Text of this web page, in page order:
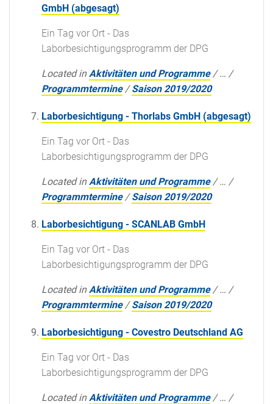
GmbH (abgesagt)
Ein Tag vor Ort - Das
Laborbesichtigungsprogramm der DPG
Located in Aktivitäten und Programme /… /
Programmtermine /Saison 2019/2020
Laborbesichtigung - Thorlabs GmbH (abgesagt)
Ein Tag vor Ort - Das
Laborbesichtigungsprogramm der DPG
Located in Aktivitäten und Programme /… /
Programmtermine /Saison 2019/2020
Laborbesichtigung - SCANLAB GmbH
Ein Tag vor Ort - Das
Laborbesichtigungsprogramm der DPG
Located in Aktivitäten und Programme /… /
Programmtermine /Saison 2019/2020
Laborbesichtigung - Covestro Deutschland AG
Ein Tag vor Ort - Das
Laborbesichtigungsprogramm der DPG
Located in Aktivitäten und Programme /… /